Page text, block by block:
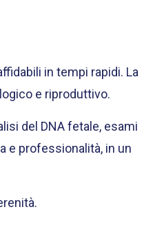
in tempi rapidi. La
e riproduttivo.
del DNA fetale, esami
e professionalità, in un